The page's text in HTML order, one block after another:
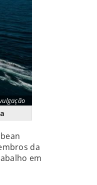
da
em